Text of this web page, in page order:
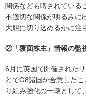
関係なども噂されている
不適切な関係が明るみに
大胆に切り込めるかに注
②「覆面株主」情報の監
6月に英国で開催された
とでG8諸国が合意した
り組み強化の一環として